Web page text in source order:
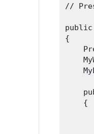
//
public
{
    {